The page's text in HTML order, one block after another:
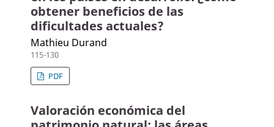
obtener beneficios de las
dificultades actuales?
Mathieu Durand
115-130
PDF
Valoración económica del